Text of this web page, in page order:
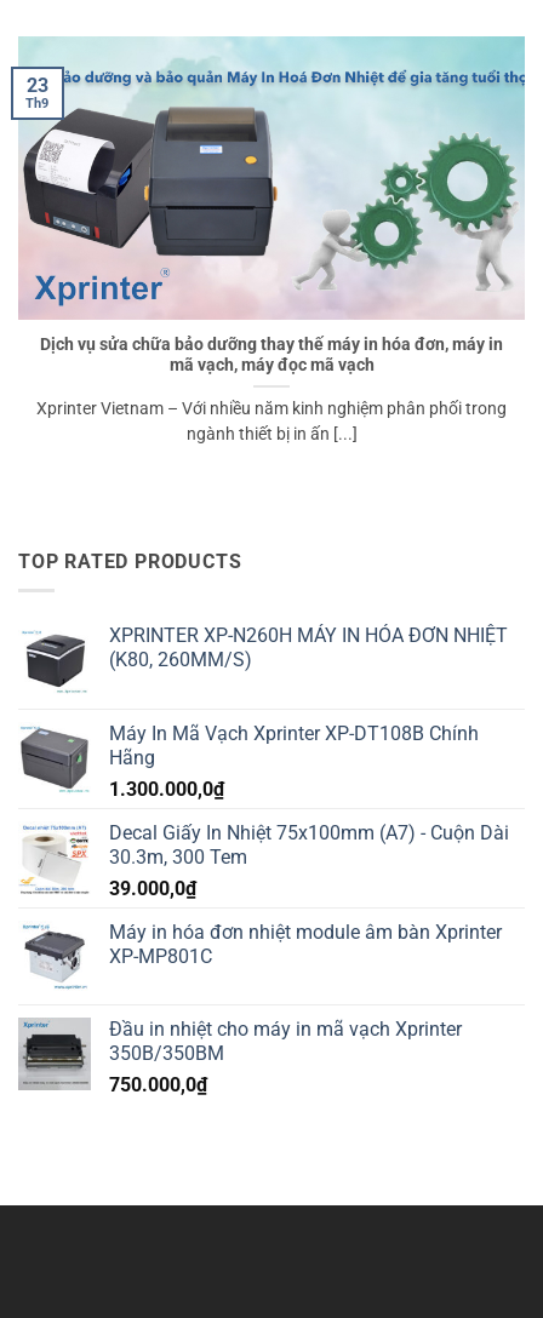
Dịch vụ sửa chữa bảo dưỡng thay thế máy in hóa đơn, máy in
mã vạch, máy đọc mã vạch
Xprinter Vietnam – Với nhiều năm kinh nghiệm phân phối trong
ngành thiết bị in ấn [...]
23
Th9
TOP RATED PRODUCTS
XPRINTER XP-N260H MÁY IN HÓA ĐƠN NHIỆT
(K80, 260MM/S)
Máy In Mã Vạch Xprinter XP-DT108B Chính
Hãng
1.300.000,0₫
Decal Giấy In Nhiệt 75x100mm (A7) - Cuộn Dài
30.3m, 300 Tem
39.000,0₫
Máy in hóa đơn nhiệt module âm bàn Xprinter
XP-MP801C
Đầu in nhiệt cho máy in mã vạch Xprinter
350B/350BM
750.000,0₫